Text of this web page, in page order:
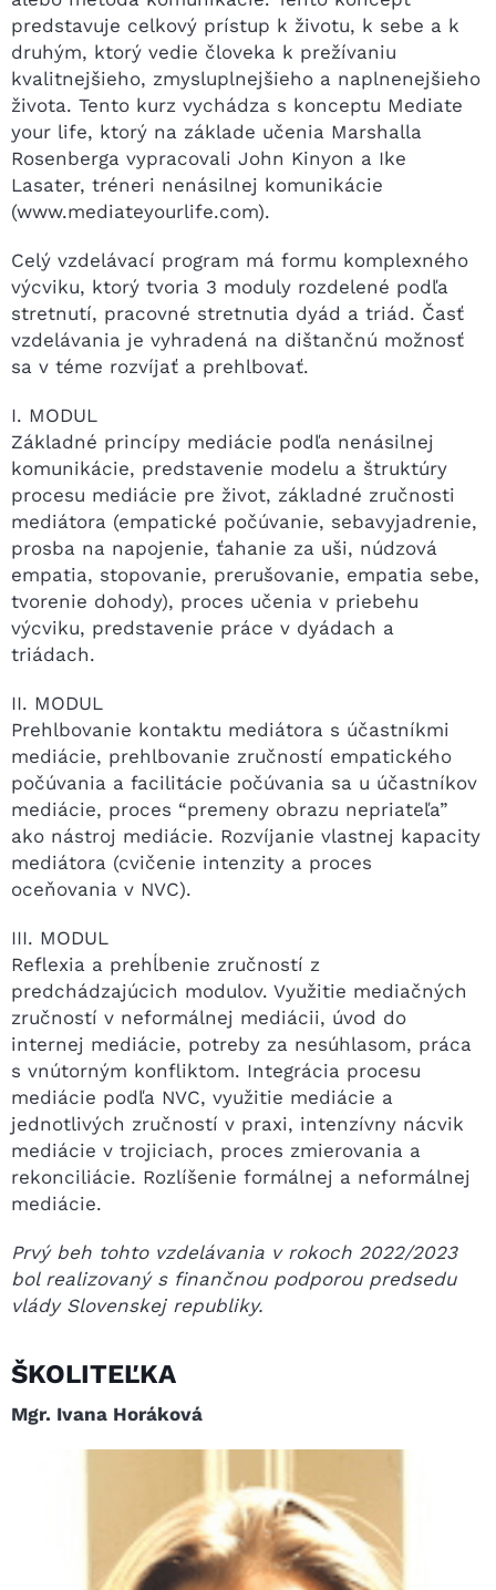
predstavuje celkový prístup k životu, k sebe a k
druhým, ktorý vedie človeka k prežívaniu
kvalitnejšieho, zmysluplnejšieho a naplnenejšieho
života. Tento kurz vychádza s konceptu Mediate
your life, ktorý na základe učenia Marshalla
Rosenberga vypracovali John Kinyon a Ike
Lasater, tréneri nenásilnej komunikácie
(www.mediateyourlife.com).
Celý vzdelávací program má formu komplexného
výcviku, ktorý tvoria 3 moduly rozdelené podľa
stretnutí, pracovné stretnutia dyád a triád. Časť
vzdelávania je vyhradená na dištančnú možnosť
sa v téme rozvíjať a prehlbovať.
I. MODUL
Základné princípy mediácie podľa nenásilnej
komunikácie, predstavenie modelu a štruktúry
procesu mediácie pre život, základné zručnosti
mediátora (empatické počúvanie, sebavyjadrenie,
prosba na napojenie, ťahanie za uši, núdzová
empatia, stopovanie, prerušovanie, empatia sebe,
tvorenie dohody), proces učenia v priebehu
výcviku, predstavenie práce v dyádach a
triádach.
II. MODUL
Prehlbovanie kontaktu mediátora s účastníkmi
mediácie, prehlbovanie zručností empatického
počúvania a facilitácie počúvania sa u účastníkov
mediácie, proces “premeny obrazu nepriateľa”
ako nástroj mediácie. Rozvíjanie vlastnej kapacity
mediátora (cvičenie intenzity a proces
oceňovania v NVC).
III. MODUL
Reflexia a prehĺbenie zručností z
predchádzajúcich modulov. Využitie mediačných
zručností v neformálnej mediácii, úvod do
internej mediácie, potreby za nesúhlasom, práca
s vnútorným konfliktom. Integrácia procesu
mediácie podľa NVC, využitie mediácie a
jednotlivých zručností v praxi, intenzívny nácvik
mediácie v trojiciach, proces zmierovania a
rekonciliácie. Rozlíšenie formálnej a neformálnej
mediácie.
Prvý beh tohto vzdelávania v rokoch 2022/2023
bol realizovaný s finančnou podporou predsedu
vlády Slovenskej republiky.
ŠKOLITEĽKA
Mgr. Ivana Horáková